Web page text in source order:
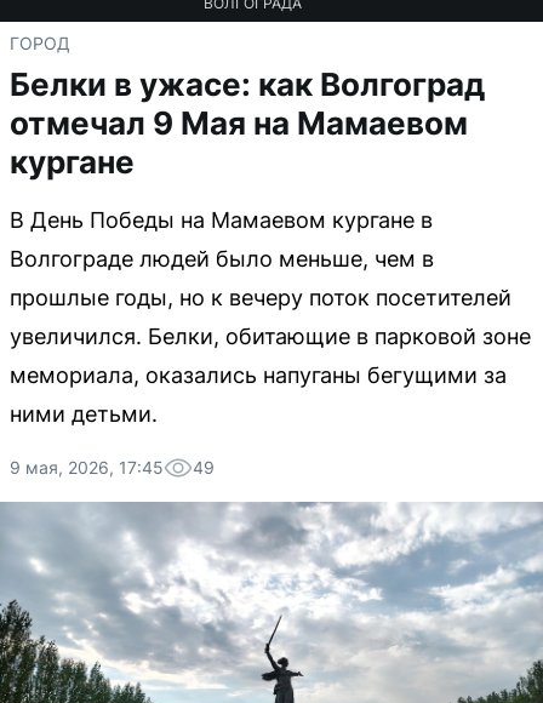
ГОРОД
Белки в ужасе: как Волгоград
отмечал 9 Мая на Мамаевом
кургане
В День Победы на Мамаевом кургане в
Волгограде людей было меньше, чем в
прошлые годы, но к вечеру поток посетителей
увеличился. Белки, обитающие в парковой зоне
мемориала, оказались напуганы бегущими за
ними детьми.
9 мая, 2026, 17:45 49